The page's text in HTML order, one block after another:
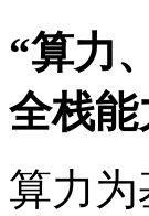
“算力
全栈能
算力为